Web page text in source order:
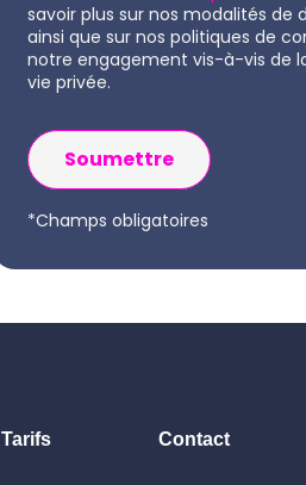
savoir plus sur nos modalités de
ainsi que sur nos politiques de
notre engagement vis-à-vis de
vie privée.
*Champs obligatoires
Tarifs Contact